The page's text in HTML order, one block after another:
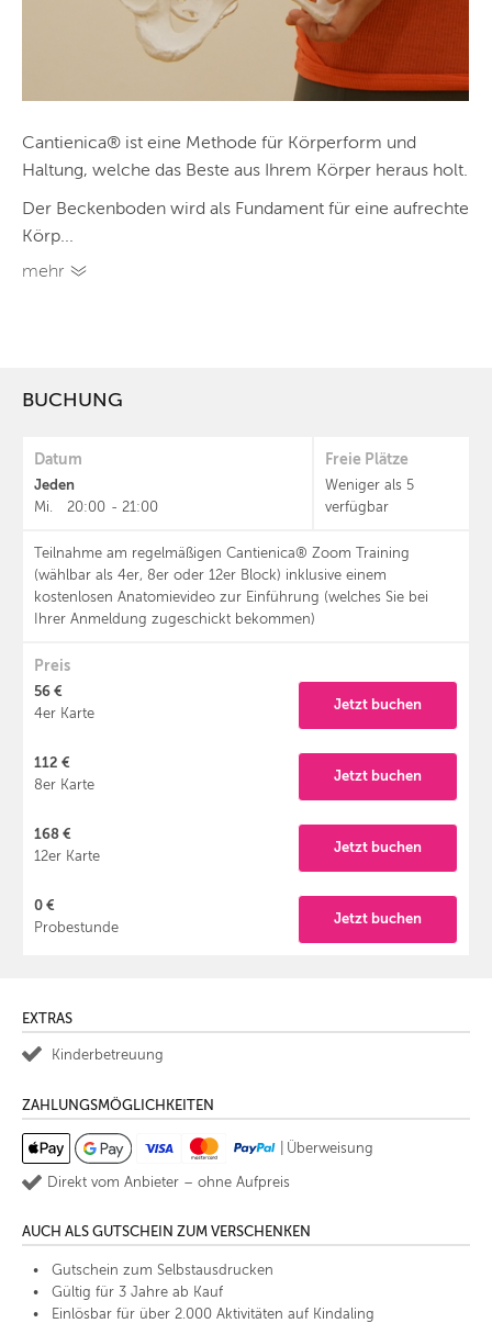
Cantienica® ist eine Methode für Körperform und
Haltung, welche das Beste aus Ihrem Körper heraus holt.
Der Beckenboden wird als Fundament für eine aufrechte
Körp...
mehr
BUCHUNG
Datum
Jeden
Mi. 20:00 - 21:00
Teilnahme am regelmäßigen Cantienica® Zoom Training
(wählbar als 4er, 8er oder 12er Block) inklusive einem
kostenlosen Anatomievideo zur Einführung (welches Sie bei
Ihrer Anmeldung zugeschickt bekommen)
Freie Plätze
Weniger als 5
verfügbar
Preis
56 €
4er Karte
Jetzt buchen
112 €
8er Karte
Jetzt buchen
168 €
12er Karte
Jetzt buchen
0 €
Probestunde
Jetzt buchen
EXTRAS
Kinderbetreuung
ZAHLUNGSMÖGLICHKEITEN
Überweisung
Direkt vom Anbieter – ohne Aufpreis
AUCH ALS GUTSCHEIN ZUM VERSCHENKEN
Gutschein zum Selbstausdrucken
Gültig für 3 Jahre ab Kauf
Einlösbar für über 2.000 Aktivitäten auf Kindaling